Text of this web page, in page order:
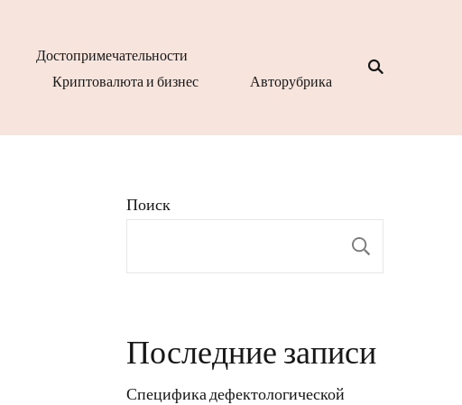
Достопримечательности
Криптовалюта и бизнес Авторубрика
Поиск
Последние записи
Специфика дефектологической